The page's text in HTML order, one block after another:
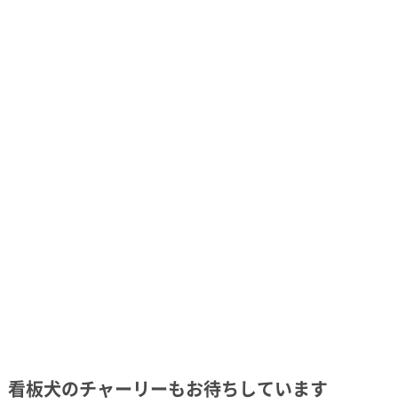
看板犬のチャーリーもお待ちしています